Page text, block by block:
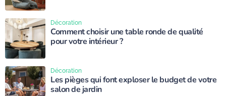
Comment choisir une table ronde de qualité
pour votre intérieur ?
Décoration
Les pièges qui font exploser le budget de votre
salon de jardin
Décoration